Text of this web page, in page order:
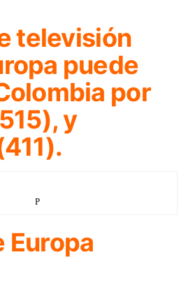
televisión
puede
por
y
P
Europa